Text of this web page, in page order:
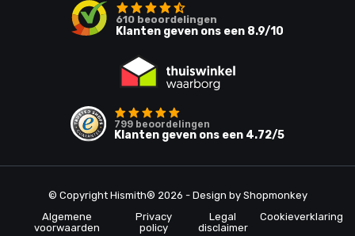
610 beoordelingen
Klanten geven ons een 8.9/10
799beoordelingen
Klanten geven ons een 4.72/5
© Copyright Hismith® 2026 - Design by Shopmonkey
Algemene
voorwaarden
Privacy
policy
Legal
disclaimer
Cookieverklaring